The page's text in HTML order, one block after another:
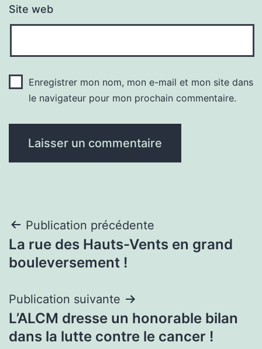
Site web
Enregistrer mon nom, mon e-mail et mon site dans
le navigateur pour mon prochain commentaire.
Navigation
de
Publication précédente
La rue des Hauts-Vents en grand
bouleversement !
Publication suivante
L’ALCM dresse un honorable bilan
dans la lutte contre le cancer !